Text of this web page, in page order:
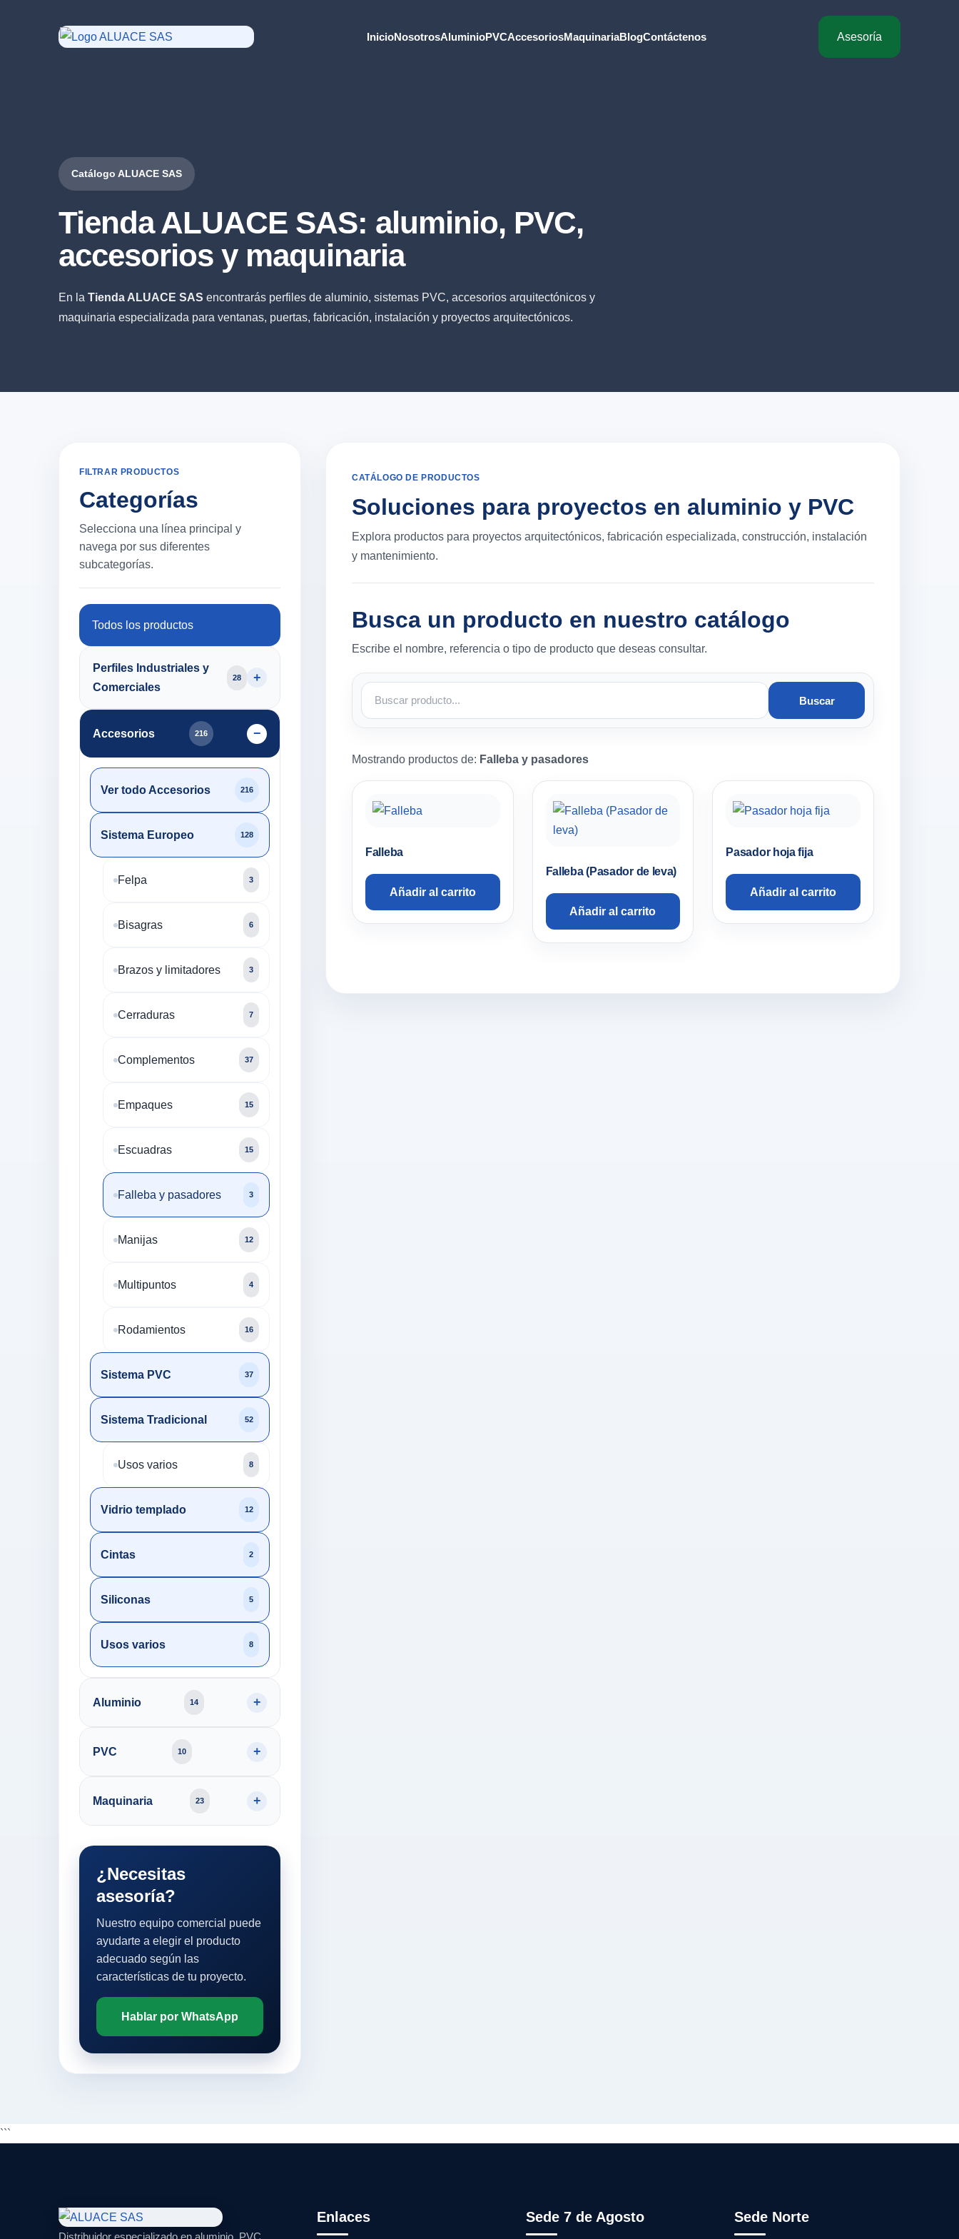
InicioNosotrosAluminioPVCAccesoriosMaquinariaBlogContáctenos Asesoría
Catálogo ALUACE SAS
Tienda ALUACE SAS: aluminio, PVC,
accesorios y maquinaria
En la Tienda ALUACE SAS encontrarás perfiles de aluminio, sistemas PVC, accesorios arquitectónicos y
maquinaria especializada para ventanas, puertas, fabricación, instalación y proyectos arquitectónicos.
FILTRAR PRODUCTOS
Categorías
Selecciona una línea principal y
navega por sus diferentes
subcategorías.
Todos los productos
Perfiles Industriales y
Comerciales
28
Accesorios 216
Ver todo Accesorios 216
Sistema Europeo 128
Felpa 3
Bisagras 6
Brazos y limitadores 3
Cerraduras 7
Complementos 37
Empaques 15
Escuadras 15
Falleba y pasadores 3
Manijas 12
Multipuntos 4
Rodamientos 16
Sistema PVC 37
Sistema Tradicional 52
Usos varios 8
Vidrio templado 12
Cintas 2
Siliconas 5
Usos varios 8
Aluminio 14
PVC 10
Maquinaria 23
¿Necesitas
asesoría?
Nuestro equipo comercial puede
ayudarte a elegir el producto
adecuado según las
características de tu proyecto.
Hablar por WhatsApp
CATÁLOGO DE PRODUCTOS
Soluciones para proyectos en aluminio y PVC
Explora productos para proyectos arquitectónicos, fabricación especializada, construcción, instalación
y mantenimiento.
Busca un producto en nuestro catálogo
Escribe el nombre, referencia o tipo de producto que deseas consultar.
Buscar
Mostrando productos de: Falleba y pasadores
Falleba
Añadir al carrito
Falleba (Pasador de leva)
Añadir al carrito
Pasador hoja fija
Añadir al carrito
```
Distribuidor especializado en aluminio, PVC,
Enlaces Sede 7 de Agosto Sede Norte